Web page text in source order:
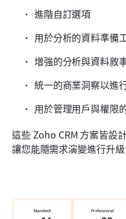
進階自訂選項
用於分析的資料準備
增強的分析與資料敘
統一的商業洞察以進
用於管理用戶與權限
這些 Zoho CRM 方案皆設
讓您能隨需求演變進行升級